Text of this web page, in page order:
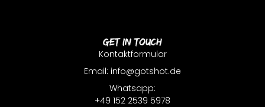
Get In Touch
Kontaktformular
Email: info@gotshot.de
Whatsapp:
+49 152 2539 5978